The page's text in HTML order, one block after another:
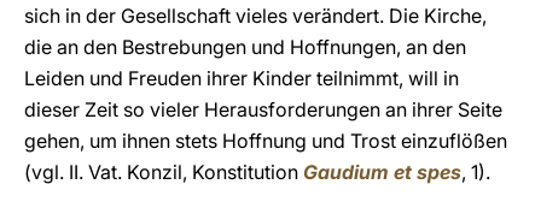
sich in der Gesellschaft vieles verändert. Die Kirche,
die an den Bestrebungen und Hoffnungen, an den
Leiden und Freuden ihrer Kinder teilnimmt, will in
dieser Zeit so vieler Herausforderungen an ihrer Seite
gehen, um ihnen stets Hoffnung und Trost einzuflößen
(vgl. II. Vat. Konzil, Konstitution Gaudium et spes, 1).